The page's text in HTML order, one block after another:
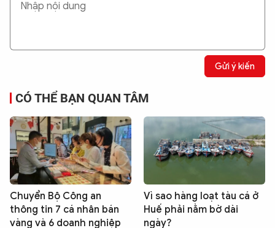
Gửi ý kiến
CÓ THỂ BẠN QUAN TÂM
Chuyển Bộ Công an
thông tin 7 cá nhân bán
vàng và 6 doanh nghiệp
Vì sao hàng loạt tàu cá ở
Huế phải nằm bờ dài
ngày?